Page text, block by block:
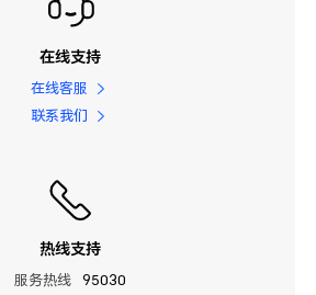
在线支持
在线客服
联系我们
热线支持
服务热线
95030